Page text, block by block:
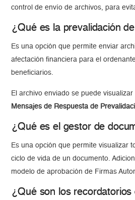
control de envío de archivos, para
¿Qué es la prevalidación
Es una opción que permite enviar
afectación financiera para el
beneficiarios.
El archivo enviado se puede
Mensajes de Respuesta de
¿Qué es el gestor de
Es una opción que permite visualizar
ciclo de vida de un documento.
modelo de aprobación de Firmas
¿Qué son los recordatorios